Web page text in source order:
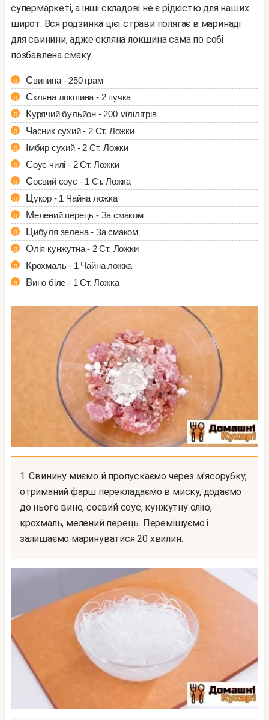
супермаркеті, а інші складові не є рідкістю для наших
широт. Вся родзинка цієї страви полягає в маринаді
для свинини, адже скляна локшина сама по собі
позбавлена ​​смаку.
Свинина - 250 грам
Скляна локшина - 2 пучка
Курячий бульйон - 200 мілілітрів
Часник сухий - 2 Ст. Ложки
Імбир сухий - 2 Ст. Ложки
Соус чилі - 2 Ст. Ложки
Соєвий соус - 1 Ст. Ложка
Цукор - 1 Чайна ложка
Мелений перець - За смаком
Цибуля зелена - За смаком
Олія кунжутна - 2 Ст. Ложки
Крохмаль - 1 Чайна ложка
Вино біле - 1 Ст. Ложка
1. Свинину миємо й пропускаємо через м'ясорубку,
отриманий фарш перекладаємо в миску, додаємо
до нього вино, соєвий соус, кунжутну олію,
крохмаль, мелений перець. Перемішуємо і
залишаємо маринуватися 20 хвилин.